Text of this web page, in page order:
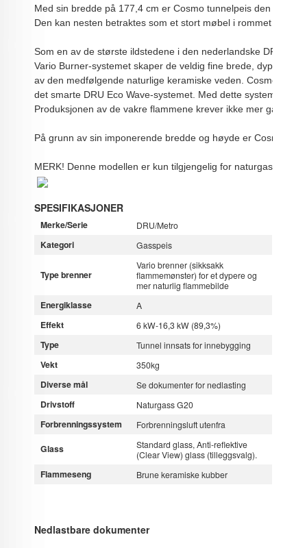
Med sin bredde på 177,4 cm er Cosmo tunnelpeis den
Den kan nesten betraktes som et stort møbel i rommet og vil
Som en av de største ildstedene i den nederlandske DRU-
Vario Burner-systemet skaper de veldig fine brede, dype,
av den medfølgende naturlige keramiske veden. Cosmo
det smarte DRU Eco Wave-systemet. Med dette systemet
Produksjonen av de vakre flammene krever ikke mer
På grunn av sin imponerende bredde og høyde er Cosmo
MERK! Denne modellen er kun tilgjengelig for naturgass (G20)
SPESIFIKASJONER
Merke/Serie DRU/Metro
Kategori Gasspeis
Type brenner
Vario brenner (sikksakk
flammemønster) for et dypere og
mer naturlig flammebilde
Energiklasse A
Effekt 6 kW-16,3 kW (89,3%)
Type Tunnel innsats for innebygging
Vekt 350kg
Diverse mål Se dokumenter for nedlasting
Drivstoff Naturgass G20
Forbrenningssystem Forbrenningsluft utenfra
Glass
Standard glass, Anti-reflektive
(Clear View) glass (tilleggsvalg).
Flammeseng Brune keramiske kubber
Nedlastbare dokumenter